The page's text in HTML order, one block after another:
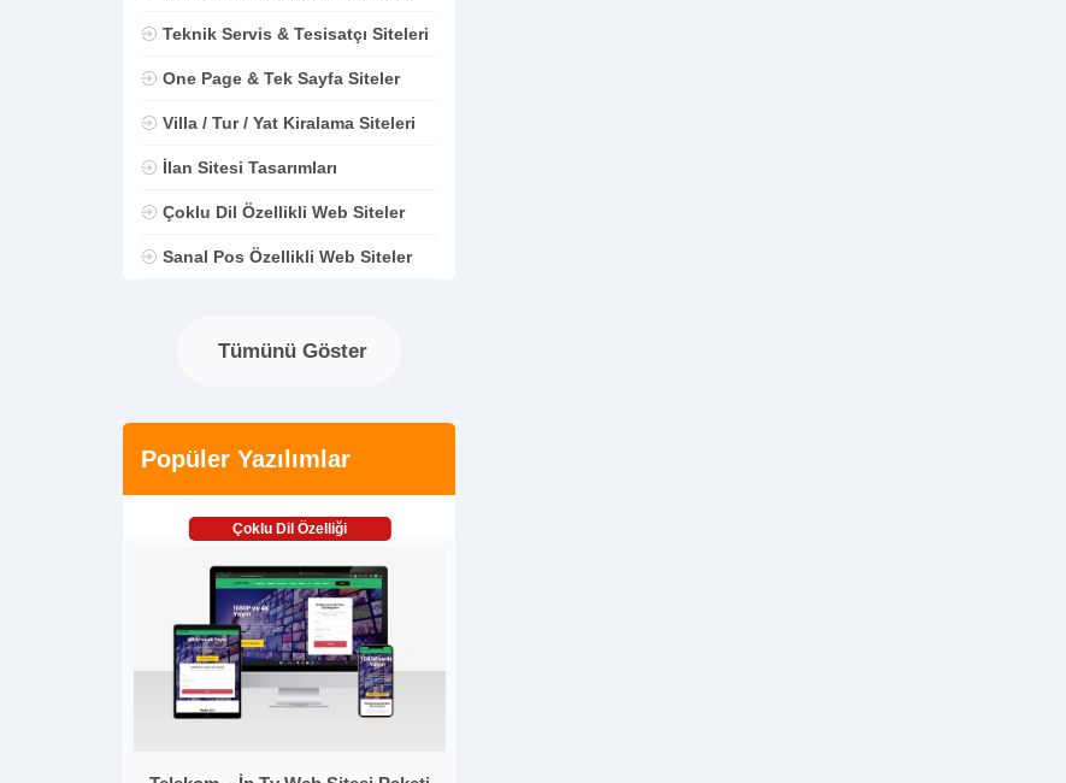
Teknik Servis & Tesisatçı Siteleri
One Page & Tek Sayfa Siteler
Villa / Tur / Yat Kiralama Siteleri
İlan Sitesi Tasarımları
Çoklu Dil Özellikli Web Siteler
Sanal Pos Özellikli Web Siteler
Tümünü Göster
Popüler Yazılımlar
Çoklu Dil Özelliği